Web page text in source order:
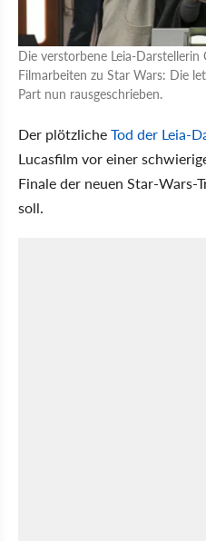
Die verstorbene Leia-Darstellerin
Filmarbeiten zu Star Wars: Die
Part nun rausgeschrieben.
Der plötzlicheTod der Leia-
Lucasfilm vor einer
Finale der neuen Star-Wars-
soll.